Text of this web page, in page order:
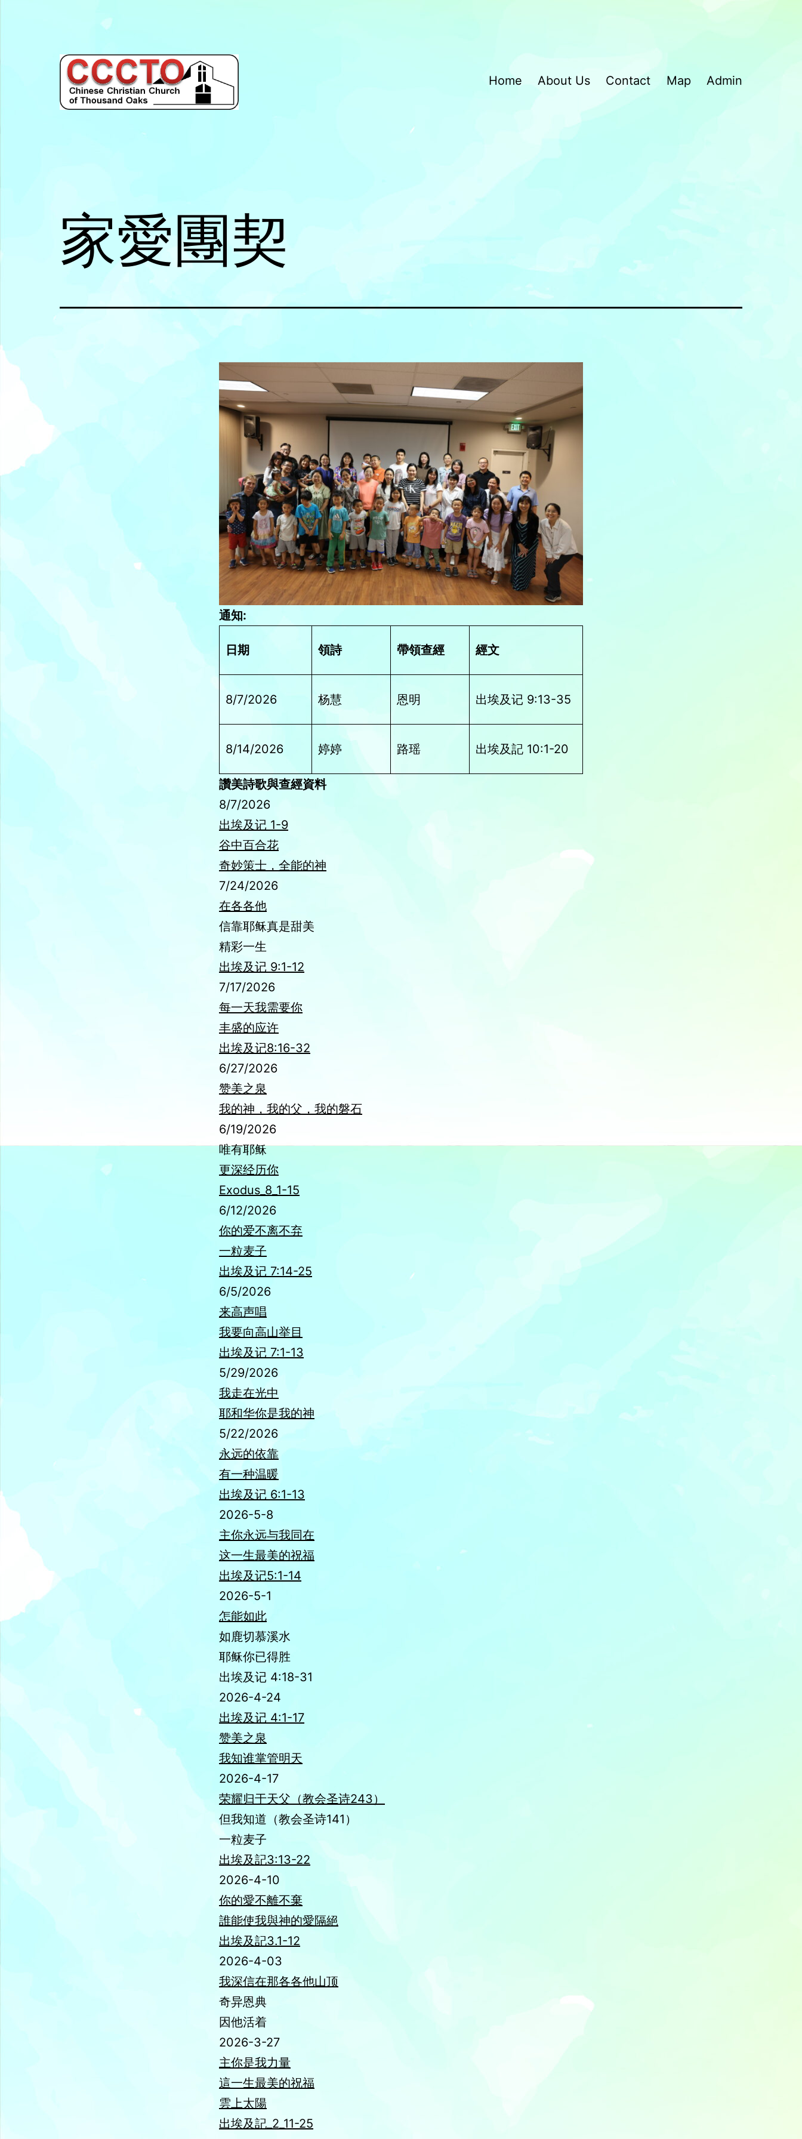
Thousand
Oaks
千
基
Home About Us Contact Map Admin
家愛團契
通知:
日期 領詩 帶領查經 經文
8/7/2026 杨慧 恩明 出埃及记 9:13-35
8/14/2026 婷婷 路瑶 出埃及記 10:1-20
讚美詩歌與查經資料
8/7/2026
出埃及记 1-9
谷中百合花
奇妙策士，全能的神
7/24/2026
在各各他
信靠耶稣真是甜美
精彩一生
出埃及记 9:1-12
7/17/2026
每一天我需要你
丰盛的应许
出埃及记8:16-32
6/27/2026
赞美之泉
我的神，我的父，我的磐石
6/19/2026
唯有耶稣
更深经历你
Exodus_8_1-15
6/12/2026
你的爱不离不弃
一粒麦子
出埃及记 7:14-25
6/5/2026
来高声唱
我要向高山举目
出埃及记 7:1-13
5/29/2026
我走在光中
耶和华你是我的神
5/22/2026
永远的依靠
有一种温暖
出埃及记 6:1-13
2026-5-8
主你永远与我同在
这一生最美的祝福
出埃及记5:1-14
2026-5-1
怎能如此
如鹿切慕溪水
耶稣你已得胜
出埃及记 4:18-31
2026-4-24
出埃及记 4:1-17
赞美之泉
我知谁掌管明天
2026-4-17
荣耀归于天父（教会圣诗243）
但我知道（教会圣诗141）
一粒麦子
出埃及記3:13-22
2026-4-10
你的愛不離不棄
誰能使我與神的愛隔絕
出埃及記3.1-12
2026-4-03
我深信在那各各他山顶
奇异恩典
因他活着
2026-3-27
主你是我力量
這一生最美的祝福
雲上太陽
出埃及記_2_11-25